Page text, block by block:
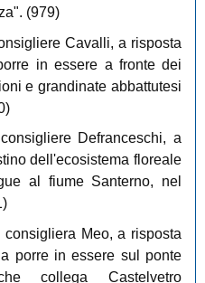
(979)
Cavalli, a risposta
in essere a fronte dei
e grandinate abbattutesi
Defranceschi, a
dell'ecosistema floreale
al fiume Santerno, nel
Meo, a risposta
porre in essere sul ponte
collega Castelvetro